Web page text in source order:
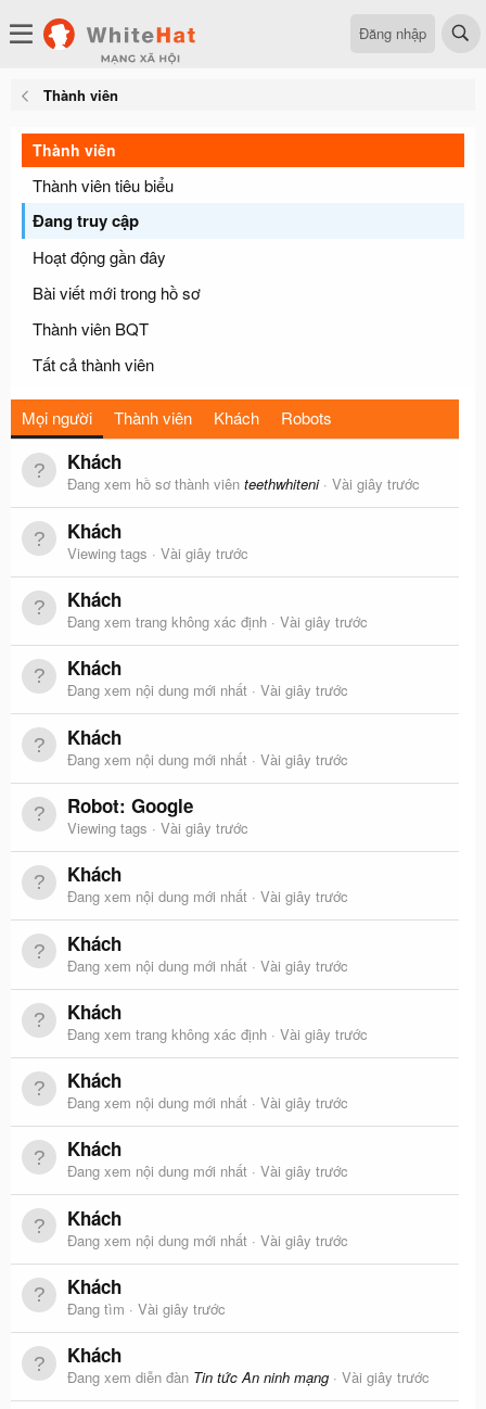
Đăng nhập
Thành viên
Thành viên
Thành viên tiêu biểu
Đang truy cập
Hoạt động gần đây
Bài viết mới trong hồ sơ
Thành viên BQT
Tất cả thành viên
Mọi người Thành viên Khách Robots
Khách
Đang xem hồ sơ thành viên teethwhiteni Vài giây trước
Khách
Viewing tags Vài giây trước
Khách
Đang xem trang không xác định Vài giây trước
Khách
Đang xem nội dung mới nhất Vài giây trước
Khách
Đang xem nội dung mới nhất Vài giây trước
Robot: Google
Viewing tags Vài giây trước
Khách
Đang xem nội dung mới nhất Vài giây trước
Khách
Đang xem nội dung mới nhất Vài giây trước
Khách
Đang xem trang không xác định Vài giây trước
Khách
Đang xem nội dung mới nhất Vài giây trước
Khách
Đang xem nội dung mới nhất Vài giây trước
Khách
Đang xem nội dung mới nhất Vài giây trước
Khách
Đang tìm Vài giây trước
Khách
Đang xem diễn đàn Tin tức An ninh mạng Vài giây trước